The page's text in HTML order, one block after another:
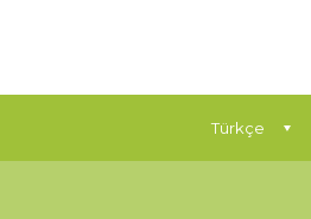
Türkçe